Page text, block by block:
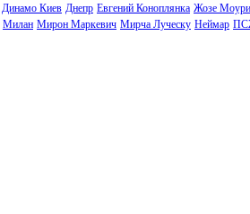
Динамо Киев Днепр Евгений Коноплянка Жозе
Милан Мирон Маркевич Мирча Луческу Неймар